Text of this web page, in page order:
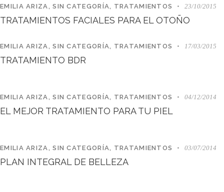
EMILIA ARIZA,SIN CATEGORÍA, TRATAMIENTOS 23/10/2015
TRATAMIENTOS FACIALES PARA EL OTOÑO
EMILIA ARIZA,SIN CATEGORÍA, TRATAMIENTOS 17/03/2015
TRATAMIENTO BDR
EMILIA ARIZA,SIN CATEGORÍA, TRATAMIENTOS 04/12/2014
EL MEJOR TRATAMIENTO PARA TU PIEL
EMILIA ARIZA,SIN CATEGORÍA, TRATAMIENTOS 03/07/2014
PLAN INTEGRAL DE BELLEZA